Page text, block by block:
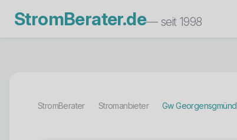
StromBerater.de— seit 1998
StromBerater Stromanbieter Gw Georgensgmünd